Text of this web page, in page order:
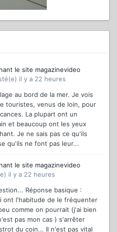
le site magazinevideo
il y a 22 heures
au bord de la mer. Je vois
touristes, venus de loin, pour
La plupart ont un
et beaucoup ont les yeux
Je ne sais pas ce qu'ils
qu'ils ne font pas leur...
le site magazinevideo
il y a 22 heures
Réponse basique :
ont l'habitude de le fréquenter
comme on pourrait (j'ai bien
pas mon cas ) s'arrêter
du coin... Il n'est pas vital